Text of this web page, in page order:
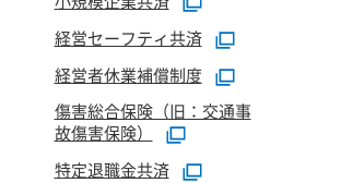
経営セーフティ共済
経営者休業補償制度
傷害総合保険（旧：交通事
故傷害保険）
特定退職金共済